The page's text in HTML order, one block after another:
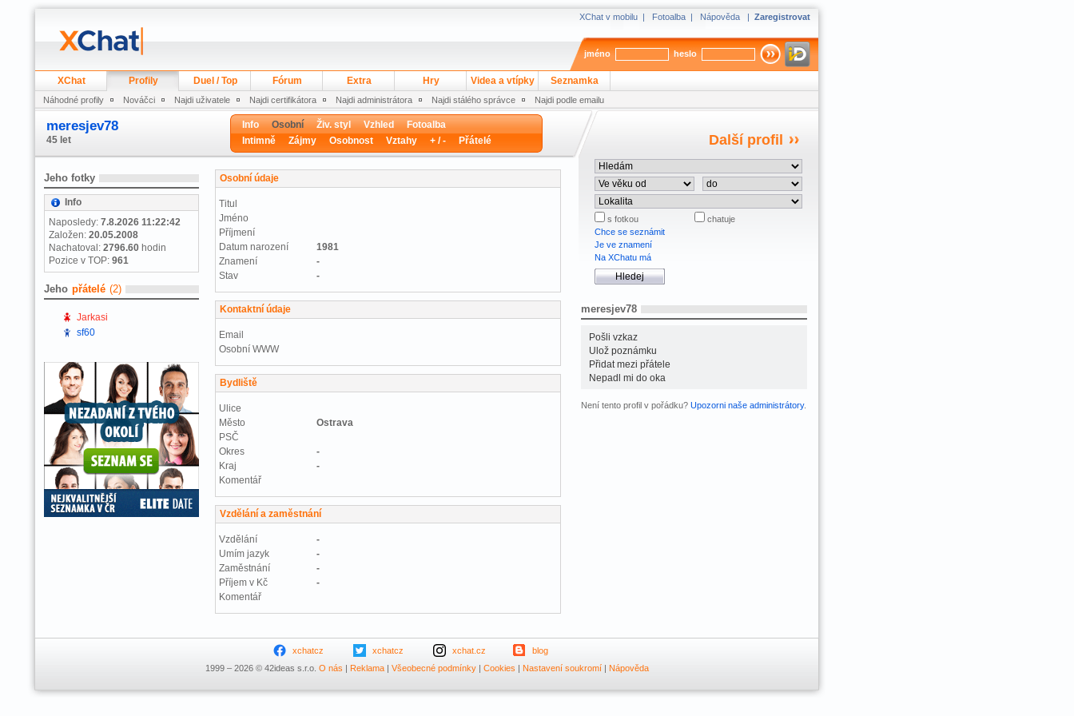
XChat v mobilu | Fotoalba | Nápověda | Zaregistrovat
jméno heslo
XChat Profily Duel / Top Fórum Extra Hry Videa a vtípky Seznamka
Náhodné profily Nováčci Najdi uživatele Najdi certifikátora Najdi administrátora Najdi stálého správce Najdi podle emailu
meresjev78
45 let
Info Osobní Živ. styl Vzhled
Fotoalba
Intimně
Zájmy Osobnost Vztahy + / - Přátelé Další profil
Jeho fotky
Info
Naposledy: 7.8.2026 11:22:42
Založen: 20.05.2008
Nachatoval: 2796.60 hodin
Pozice v TOP: 961
Jeho přátelé (2)
Jarkasi
sf60
Osobní údaje
Titul
Jméno
Příjmení
Datum narození
1981
Znamení
-
Stav
-
Kontaktní údaje
Email
Osobní WWW
Bydliště
Ulice
Město
Ostrava
PSČ
Okres
-
Kraj
-
Komentář
Vzdělání a zaměstnání
Vzdělání
-
Umím jazyk
-
Zaměstnání
-
Příjem v Kč
-
Komentář
s fotkou
chatuje
Chce se seznámit
Je ve znamení
Na XChatu má
meresjev78
Pošli vzkaz
Ulož poznámku
Přidat mezi přátele
Nepadl mi do oka
Není tento profil v pořádku? Upozorni naše administrátory.
xchatcz xchatcz xchat.cz
blog
1999 – 2026 © 42ideas s.r.o. O nás | Reklama| Všeobecné podmínky| Cookies | Nastavení soukromí| Nápověda